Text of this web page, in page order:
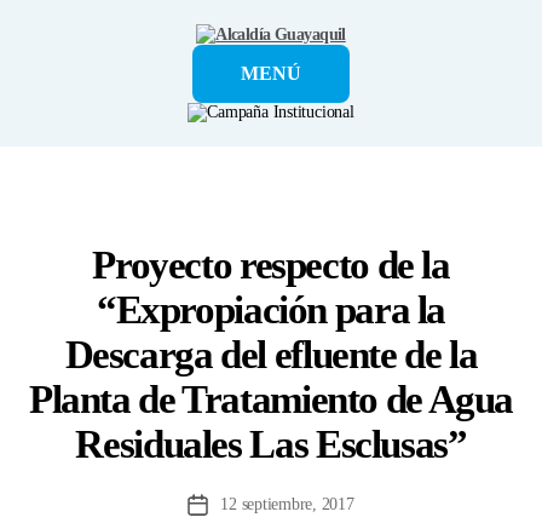
Alcaldía
GuayaquilMENÚ
Proyecto respecto de la
“Expropiación para la
Descarga del efluente de la
Planta de Tratamiento de Agua
Residuales Las Esclusas”
Fecha12 septiembre, 2017